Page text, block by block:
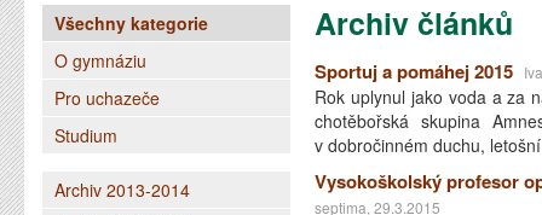
Všechny kategorie
O gymnáziu
Pro uchazeče
Studium
Archiv 2013-2014
Archiv článků
Sportuj a pomáhej 2015
Rok uplynul jako voda a za
chotěbořská skupina
v dobročinném duchu,
Vysokoškolský profesor
septima, 29.3.2015